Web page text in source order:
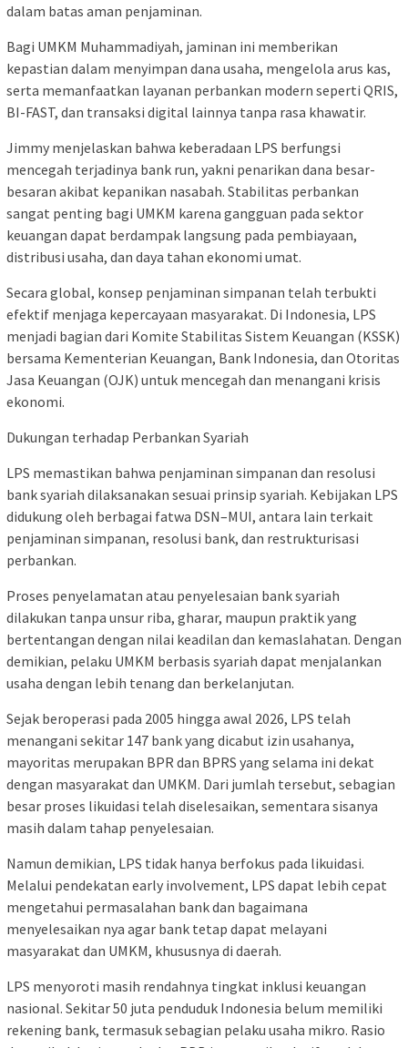
dalam batas aman penjaminan.
Bagi UMKM Muhammadiyah, jaminan ini memberikan
kepastian dalam menyimpan dana usaha, mengelola arus kas,
serta memanfaatkan layanan perbankan modern seperti QRIS,
BI-FAST, dan transaksi digital lainnya tanpa rasa khawatir.
Jimmy menjelaskan bahwa keberadaan LPS berfungsi
mencegah terjadinya bank run, yakni penarikan dana besar-
besaran akibat kepanikan nasabah. Stabilitas perbankan
sangat penting bagi UMKM karena gangguan pada sektor
keuangan dapat berdampak langsung pada pembiayaan,
distribusi usaha, dan daya tahan ekonomi umat.
Secara global, konsep penjaminan simpanan telah terbukti
efektif menjaga kepercayaan masyarakat. Di Indonesia, LPS
menjadi bagian dari Komite Stabilitas Sistem Keuangan (KSSK)
bersama Kementerian Keuangan, Bank Indonesia, dan Otoritas
Jasa Keuangan (OJK) untuk mencegah dan menangani krisis
ekonomi.
Dukungan terhadap Perbankan Syariah
LPS memastikan bahwa penjaminan simpanan dan resolusi
bank syariah dilaksanakan sesuai prinsip syariah. Kebijakan LPS
didukung oleh berbagai fatwa DSN–MUI, antara lain terkait
penjaminan simpanan, resolusi bank, dan restrukturisasi
perbankan.
Proses penyelamatan atau penyelesaian bank syariah
dilakukan tanpa unsur riba, gharar, maupun praktik yang
bertentangan dengan nilai keadilan dan kemaslahatan. Dengan
demikian, pelaku UMKM berbasis syariah dapat menjalankan
usaha dengan lebih tenang dan berkelanjutan.
Sejak beroperasi pada 2005 hingga awal 2026, LPS telah
menangani sekitar 147 bank yang dicabut izin usahanya,
mayoritas merupakan BPR dan BPRS yang selama ini dekat
dengan masyarakat dan UMKM. Dari jumlah tersebut, sebagian
besar proses likuidasi telah diselesaikan, sementara sisanya
masih dalam tahap penyelesaian.
Namun demikian, LPS tidak hanya berfokus pada likuidasi.
Melalui pendekatan early involvement, LPS dapat lebih cepat
mengetahui permasalahan bank dan bagaimana
menyelesaikan nya agar bank tetap dapat melayani
masyarakat dan UMKM, khususnya di daerah.
LPS menyoroti masih rendahnya tingkat inklusi keuangan
nasional. Sekitar 50 juta penduduk Indonesia belum memiliki
rekening bank, termasuk sebagian pelaku usaha mikro. Rasio